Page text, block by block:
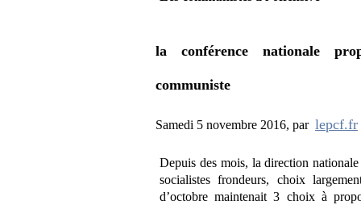
la conférence nationale
communiste
Samedi 5 novembre 2016,parlepcf.fr
Depuis des mois, la direction
socialistes frondeurs, choix
d’octobre maintenait 3 choix à